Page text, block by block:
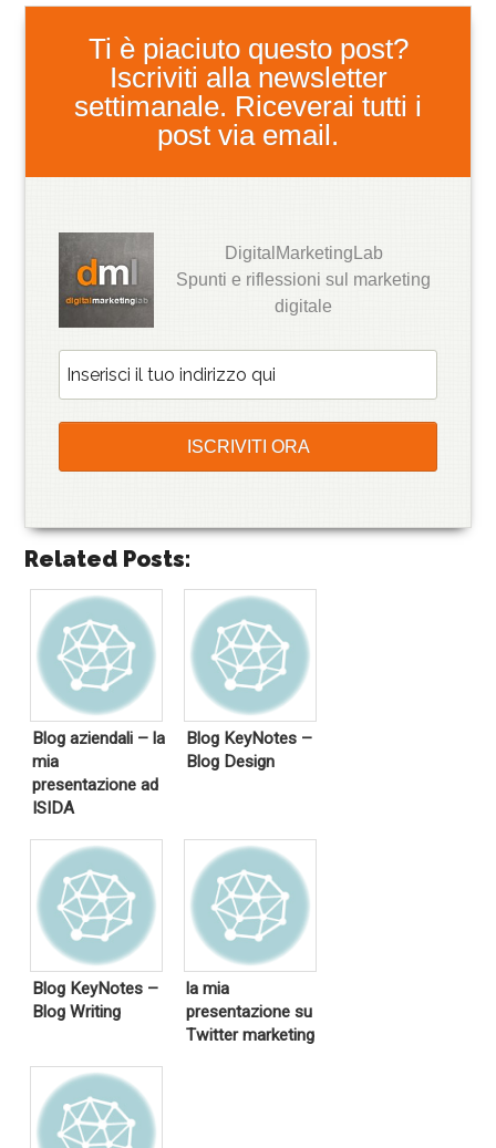
Ti è piaciuto questo post?
Iscriviti alla newsletter
settimanale. Riceverai tutti i
post via email.
DigitalMarketingLab
Spunti e riflessioni sul marketing
digitale
Related Posts:
Blog aziendali – la
mia
presentazione ad
ISIDA
Blog KeyNotes –
Blog Design
Blog KeyNotes –
Blog Writing
la mia
presentazione su
Twitter marketing